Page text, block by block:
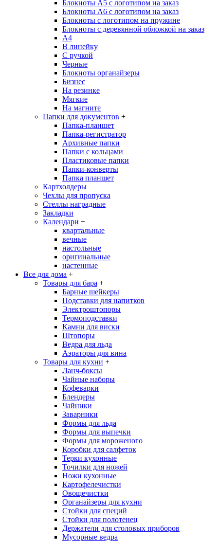
Блокноты А5 с логотипом на заказ
Блокноты А6 с логотипом на заказ
Блокноты с логотипом на пружине
Блокноты с деревянной обложкой на заказ
A4
В линейку
С ручкой
Черные
Блокноты органайзеры
Бизнес
На резинке
Мягкие
На магните
Папки для документов +
Папка-планшет
Папка-регистратор
Архивные папки
Папки с кольцами
Пластиковые папки
Папки-конверты
Папка планшет
Картхолдеры
Чехлы для пропуска
Стеллы наградные
Закладки
Календари +
квартальные
вечные
настольные
оригинальные
настенные
Все для дома +
Товары для бара +
Барные шейкеры
Подставки для напитков
Электроштопоры
Термоподставки
Камни для виски
Штопоры
Ведра для льда
Аэраторы для вина
Товары для кухни +
Ланч-боксы
Чайные наборы
Кофеварки
Блендеры
Чайники
Заварники
Формы для льда
Формы для выпечки
Формы для мороженого
Коробки для салфеток
Терки кухонные
Точилки для ножей
Ножи кухонные
Картофелечистки
Овощечистки
Органайзеры для кухни
Стойки для специй
Стойки для полотенец
Держатели для столовых приборов
Мусорные ведра